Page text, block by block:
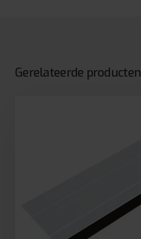
Gerelateerde producten